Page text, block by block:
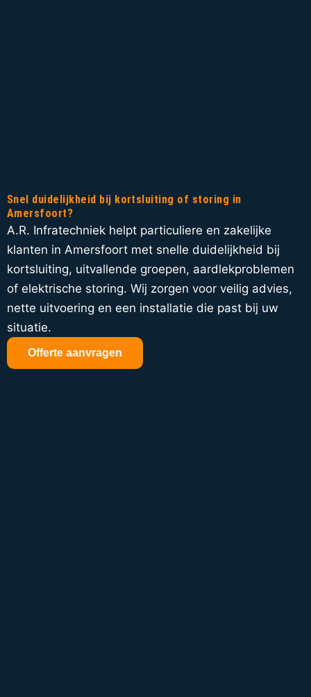
Snel duidelijkheid bij kortsluiting of storing in
Amersfoort?
A.R. Infratechniek helpt particuliere en zakelijke
klanten in Amersfoort met snelle duidelijkheid bij
kortsluiting, uitvallende groepen, aardlekproblemen
of elektrische storing. Wij zorgen voor veilig advies,
nette uitvoering en een installatie die past bij uw
situatie.
Offerte aanvragen